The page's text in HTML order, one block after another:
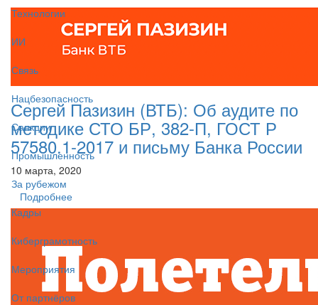
Технологии
ИИ
Связь
Нацбезопасность
Санкции
Промышленность
За рубежом
Кадры
Киберграмотность
Мероприятия
От партнёров
Сергей Пазизин (ВТБ): Об аудите по
методике СТО БР, 382-П, ГОСТ Р
57580.1-2017 и письму Банка России
10 марта, 2020
Подробнее